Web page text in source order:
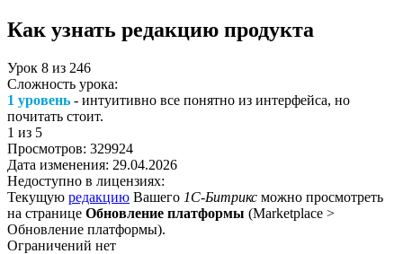
Как узнать редакцию продукта
Урок 8 из 246
Сложность урока:
1 уровень - интуитивно все понятно из интерфейса, но
почитать стоит.
1 из 5
Просмотров: 329924
Дата изменения: 29.04.2026
Недоступно в лицензиях:
Текущую редакцию Вашего 1С-Битрикс можно просмотреть
на странице Обновление платформы (Marketplace >
Обновление платформы).
Ограничений нет